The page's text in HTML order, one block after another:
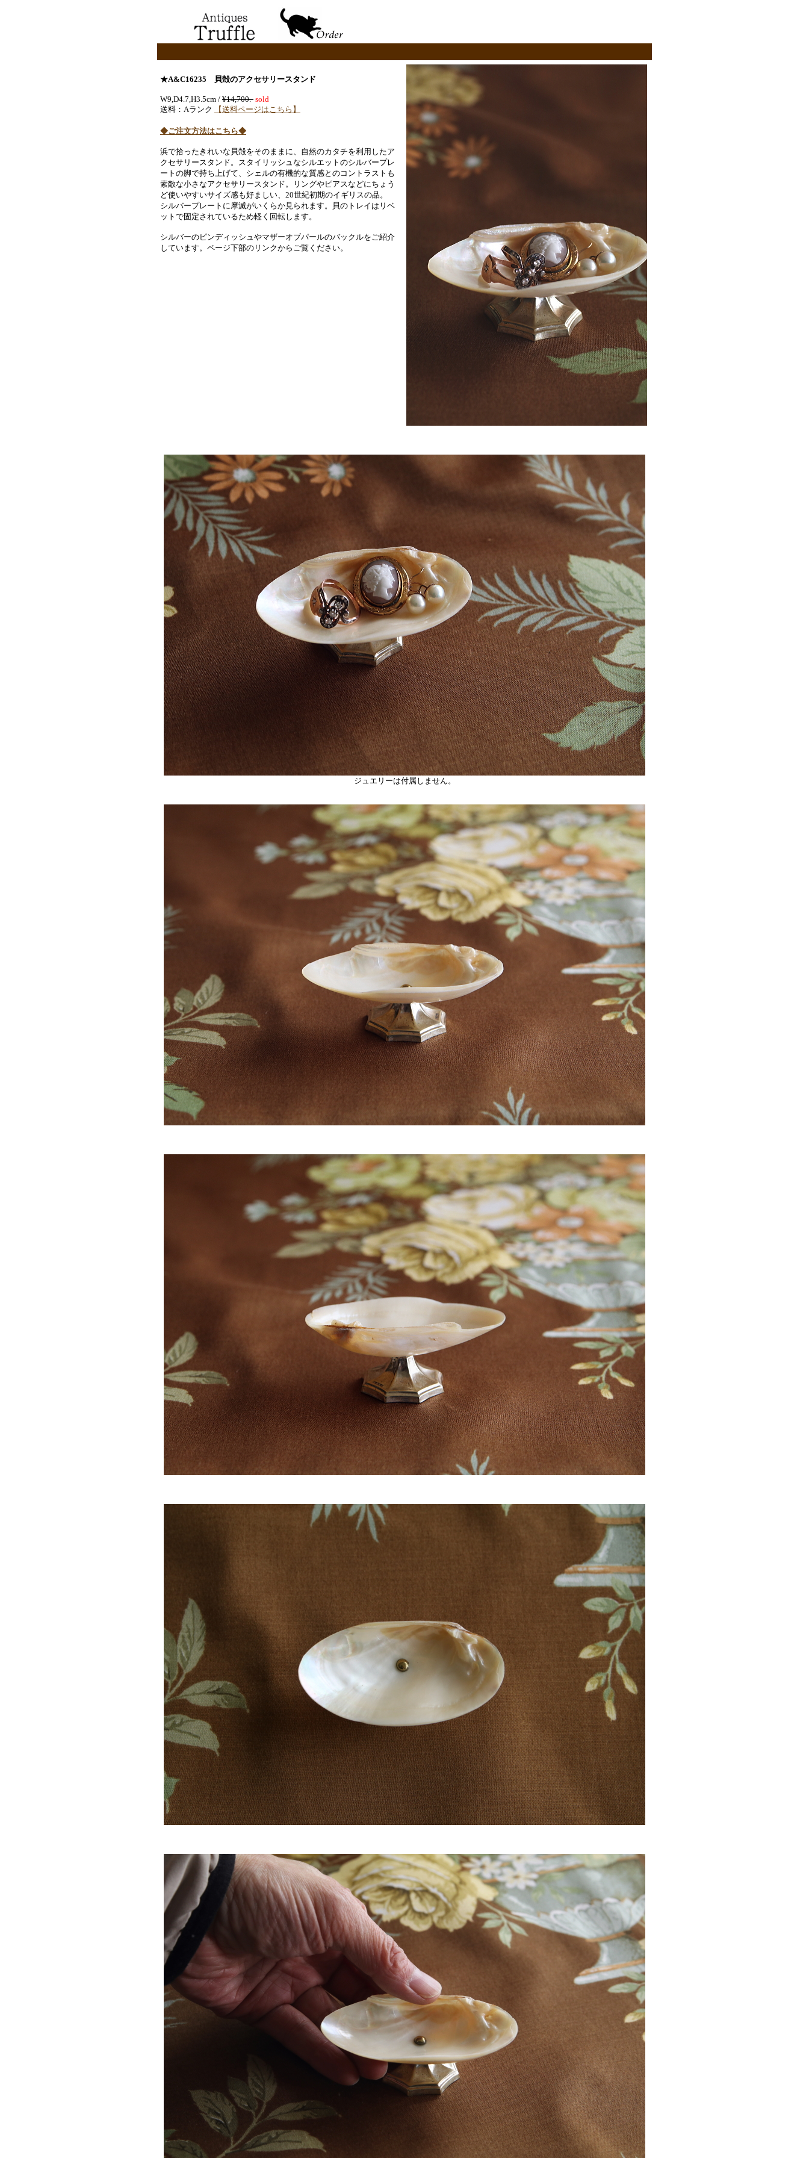
★A&C16235 貝殻のアクセサリースタンド
W9,D4.7,H3.5cm / ¥14,700.- sold
送料：Aランク
【送料ページはこちら】
◆ご注文方法はこちら◆
浜で拾ったきれいな貝殻をそのままに、自然のカタチを利用したア
クセサリースタンド。スタイリッシュなシルエットのシルバープレ
ートの脚で持ち上げて、シェルの有機的な質感とのコントラストも
素敵な小さなアクセサリースタンド。リングやピアスなどにちょう
ど使いやすいサイズ感も好ましい、20世紀初期のイギリスの品。
シルバープレートに摩滅がいくらか見られます。貝のトレイはリベ
ットで固定されているため軽く回転します。
シルバーのピンディッシュやマザーオブパールのバックルをご紹介
しています。ページ下部のリンクからご覧ください。
ジュエリーは付属しません。